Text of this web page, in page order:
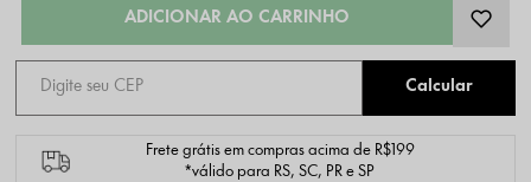
Frete grátis em compras acima de R$199
*válido para RS, SC, PR e SP